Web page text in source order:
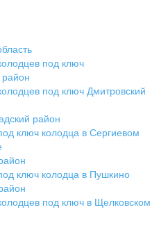
под ключ
район
под ключ Дмитровский
район
ключ колодца в Сергиевом
ключ колодца в Пушкино
под ключ в Щелковском